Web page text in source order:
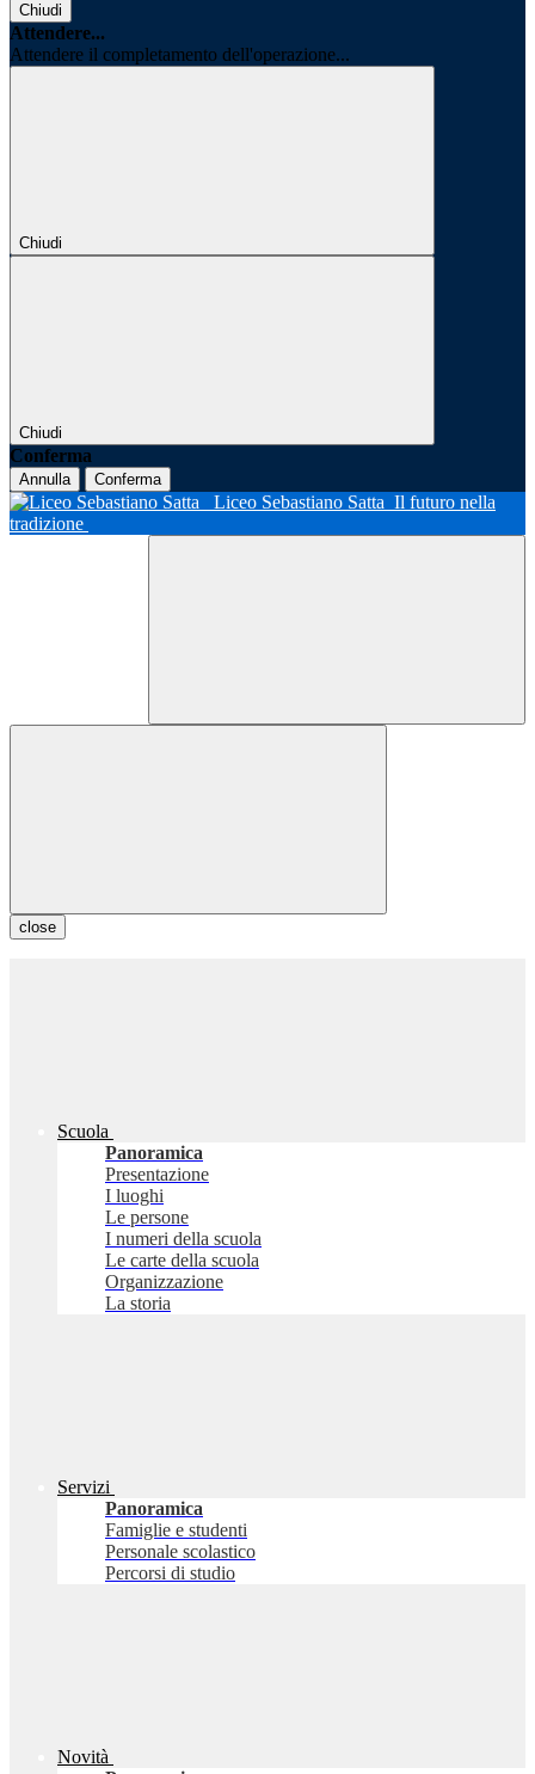
Chiudi
Attendere...
Attendere il completamento dell'operazione...
Chiudi
Chiudi
Conferma
Annulla Conferma
Liceo Sebastiano Satta Il futuro nella
tradizione
close
Scuola
Panoramica
Presentazione
I luoghi
Le persone
I numeri della scuola
Le carte della scuola
Organizzazione
La storia
Servizi
Panoramica
Famiglie e studenti
Personale scolastico
Percorsi di studio
Novità